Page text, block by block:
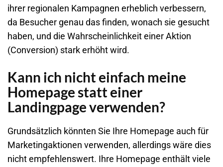
ihrer regionalen Kampagnen erheblich verbessern,
da Besucher genau das finden, wonach sie gesucht
haben, und die Wahrscheinlichkeit einer Aktion
(Conversion) stark erhöht wird.
Kann ich nicht einfach meine
Homepage statt einer
Landingpage verwenden?
Grundsätzlich könnten Sie Ihre Homepage auch für
Marketingaktionen verwenden, allerdings wäre dies
nicht empfehlenswert. Ihre Homepage enthält viele